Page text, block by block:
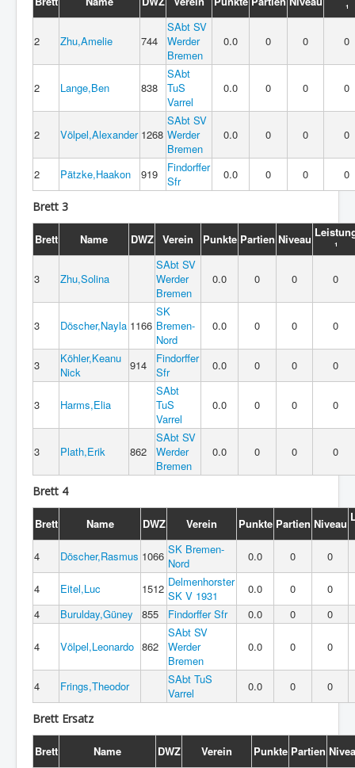
¹
2 Zhu,Amelie 744
SAbt SV
Werder
Bremen
0.0 0 0 0
2 Lange,Ben 838
SAbt
TuS
Varrel
0.0 0 0 0
2 Völpel,Alexander 1268
SAbt SV
Werder
Bremen
0.0 0 0 0
2 Pätzke,Haakon 919
Findorffer
Sfr
0.0 0 0 0
Brett 3
Brett Name DWZ Verein Punkte Partien Niveau
¹
3 Zhu,Solina
SAbt SV
Werder
Bremen
0.0 0 0 0
3 Döscher,Nayla 1166
SK
Bremen-
Nord
0.0 0 0 0
3
Köhler,Keanu
Nick
914
Findorffer
Sfr
0.0 0 0 0
3 Harms,Elia
SAbt
TuS
Varrel
0.0 0 0 0
3 Plath,Erik 862
SAbt SV
Werder
Bremen
0.0 0 0 0
Brett 4
Brett Name DWZ Verein Punkte Partien Niveau
4 Döscher,Rasmus 1066 SK Bremen-
Nord
0.0 0 0
4 Eitel,Luc 1512 Delmenhorster
SK V 1931
0.0 0
0
4
Burulday,Güney 855 Findorffer Sfr 0.0 0 0
4 Völpel,Leonardo 862
SAbt SV
Werder
Bremen
0.0 0 0
4 Frings,Theodor
SAbt TuS
Varrel
0.0 0 0
Brett Ersatz
Brett Name DWZ Verein Punkte Partien